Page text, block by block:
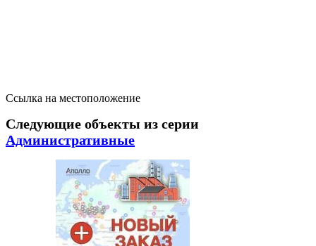
Ссылка на местоположение
Следующие объекты из серии
Административные